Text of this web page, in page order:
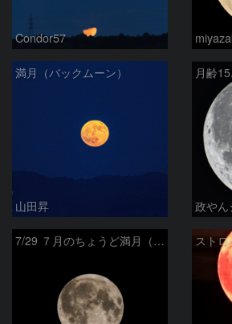
Condor57
満月（バックムーン）
山田昇
月齢
政やん
7/29 ７月のちょうど満月（月齢15.2） スト